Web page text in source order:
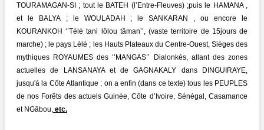
TOURAMAGAN-SI ; tout le BATEH (l’Entre-Fleuves) ;puis le HAMANA ,
et le BALYA ; le WOULADAH ; le SANKARAN , ou encore le
KOURANKOH ‘’Télé tani lôlou tâman’’, (vaste territoire de 15jours de
marche) ; le pays Lélé ; les Hauts Plateaux du Centre-Ouest, Sièges des
mythiques ROYAUMES des ‘’MANGAS’’ Dialonkés, allant des zones
actuelles de LANSANAYA et de GAGNAKALY dans DINGUIRAYE,
jusqu'à la Côte Atlantique ; on a enfin (dans ce texte) tous les PEUPLES
de nos Forêts des actuels Guinée, Côte d’Ivoire, Sénégal, Casamance
et NGâbou, etc.